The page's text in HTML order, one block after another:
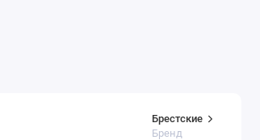
Брестские
Бренд